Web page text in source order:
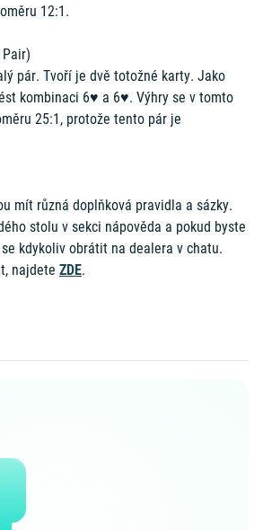
12:1.
pár. Tvoří je dvě totožné karty. Jako
kombinaci 6♥ a 6♥. Výhry se v tomto
25:1, protože tento pár je
mít různá doplňková pravidla a sázky.
stolu v sekci nápověda a pokud byste
kdykoliv obrátit na dealera v chatu.
najdete ZDE.